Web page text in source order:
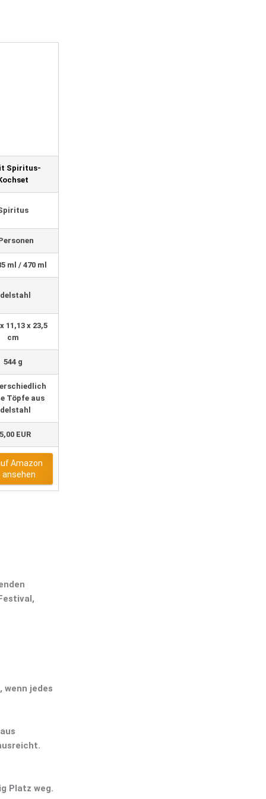
Spiritus-
ml / 470 ml
11,13 x 23,5
cm
544 g
Töpfe aus
EUR
Amazon
ansehen
wenn jedes
Platz weg.